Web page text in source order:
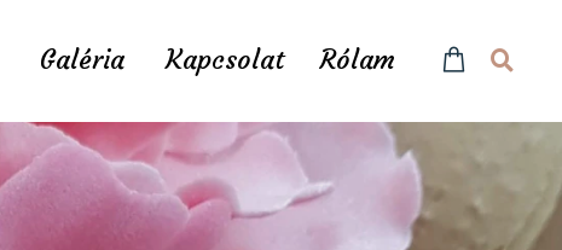
Galéria Kapcsolat Rólam